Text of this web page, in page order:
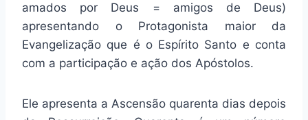
amados por Deus = amigos de Deus)
apresentando o Protagonista maior da
Evangelização que é o Espírito Santo e conta
com a participação e ação dos Apóstolos.
Ele apresenta a Ascensão quarenta dias depois